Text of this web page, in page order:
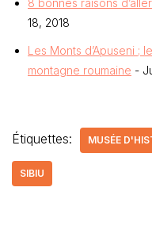
8 bonnes raisons
18, 2018
Les Monts d’Apuseni ;
montagne roumaine -
Étiquettes: MUSÉE
SIBIU